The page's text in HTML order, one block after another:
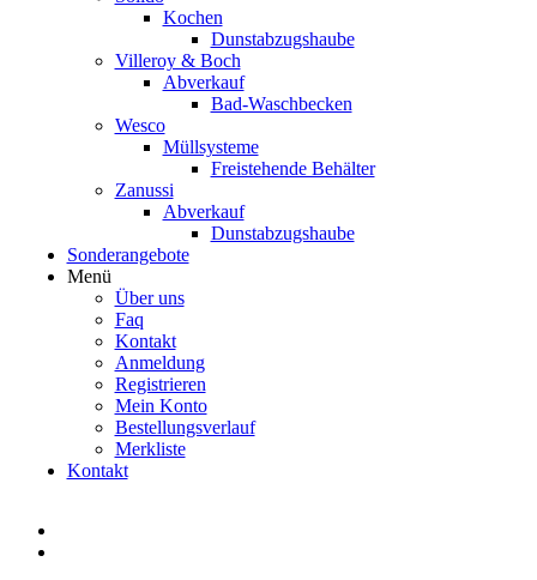
Kochen
Dunstabzugshaube
Villeroy & Boch
Abverkauf
Bad-Waschbecken
Wesco
Müllsysteme
Freistehende Behälter
Zanussi
Abverkauf
Dunstabzugshaube
Sonderangebote
Menü
Über uns
Faq
Kontakt
Anmeldung
Registrieren
Mein Konto
Bestellungsverlauf
Merkliste
Kontakt